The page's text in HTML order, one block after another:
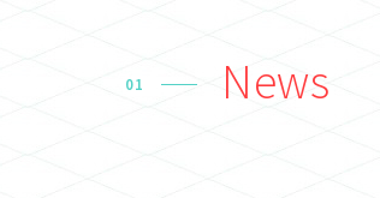
01 News